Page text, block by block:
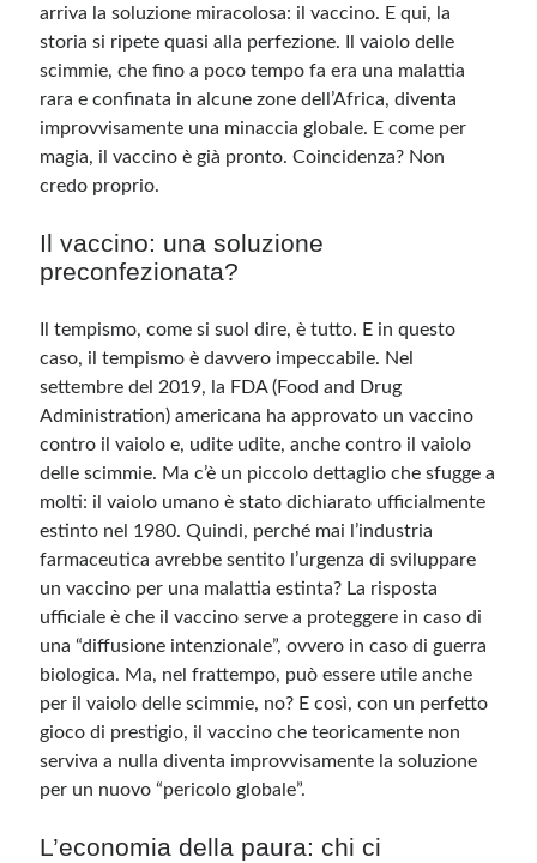
arriva la soluzione miracolosa: il vaccino. E qui, la
storia si ripete quasi alla perfezione. Il vaiolo delle
scimmie, che fino a poco tempo fa era una malattia
rara e confinata in alcune zone dell’Africa, diventa
improvvisamente una minaccia globale. E come per
magia, il vaccino è già pronto. Coincidenza? Non
credo proprio.
Il vaccino: una soluzione
preconfezionata?
Il tempismo, come si suol dire, è tutto. E in questo
caso, il tempismo è davvero impeccabile. Nel
settembre del 2019, la FDA (Food and Drug
Administration) americana ha approvato un vaccino
contro il vaiolo e, udite udite, anche contro il vaiolo
delle scimmie. Ma c’è un piccolo dettaglio che sfugge a
molti: il vaiolo umano è stato dichiarato ufficialmente
estinto nel 1980. Quindi, perché mai l’industria
farmaceutica avrebbe sentito l’urgenza di sviluppare
un vaccino per una malattia estinta? La risposta
ufficiale è che il vaccino serve a proteggere in caso di
una “diffusione intenzionale”, ovvero in caso di guerra
biologica. Ma, nel frattempo, può essere utile anche
per il vaiolo delle scimmie, no? E così, con un perfetto
gioco di prestigio, il vaccino che teoricamente non
serviva a nulla diventa improvvisamente la soluzione
per un nuovo “pericolo globale”.
L’economia della paura: chi ci